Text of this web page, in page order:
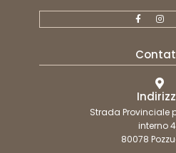
Strada Provinciale
interno
80078